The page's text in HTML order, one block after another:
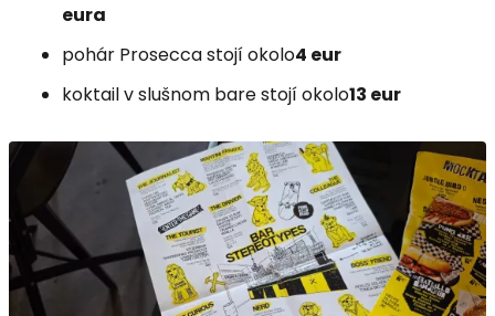
eura
pohár Prosecca stojí okolo4 eur
koktail v slušnom bare stojí okolo13 eur